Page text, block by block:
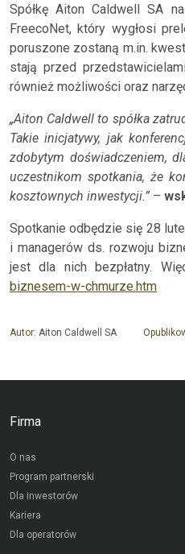
Spółkę Aiton Caldwell SA
FreecoNet, który wygłosi
poruszone zostaną m.in.
stają przed
również możliwości oraz
„Aiton Caldwell to spółka
Takie inicjatywy, jak
zdobytym doświadczeniem,
uczestnikom spotkania, że
kosztownych inwestycji.” –
Spotkanie odbędzie się 28
i managerów ds. rozwoju
jest dla nich bezpłatny.
biznesem-w-chmurze.htm
Autor: Aiton Caldwell SA
Firma
O nas
Program partnerski
Dla inwestorów
Kariera
Dla operatorów